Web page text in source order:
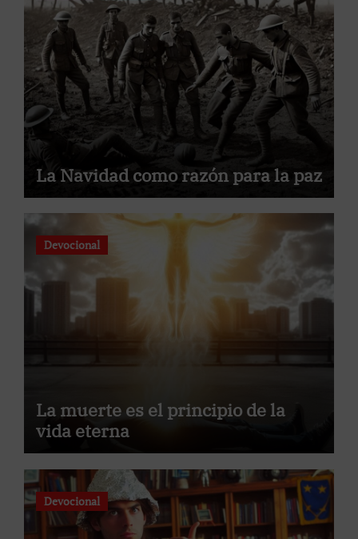
La Navidad como razón para la paz
Devocional
La muerte es el principio de la
vida eterna
Devocional